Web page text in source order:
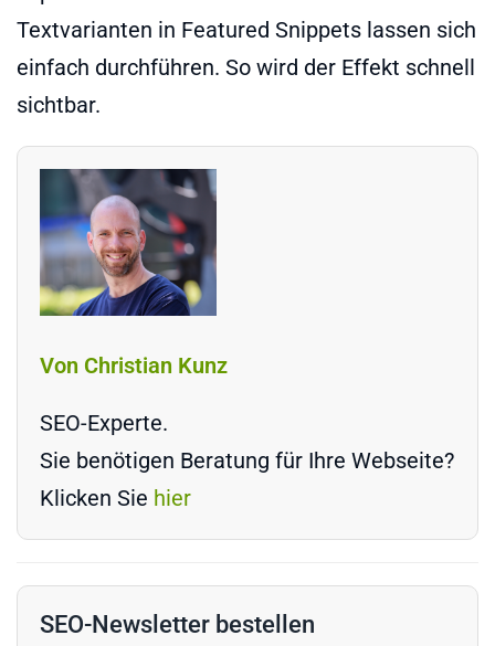
Textvarianten in Featured Snippets lassen sich
einfach durchführen. So wird der Effekt schnell
sichtbar.
Von Christian Kunz
SEO-Experte.
Sie benötigen Beratung für Ihre Webseite?
Klicken Sie hier
SEO-Newsletter bestellen